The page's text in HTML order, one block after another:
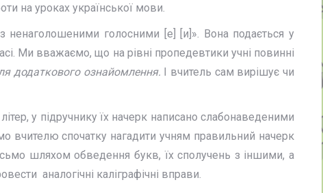
на уроках української мови.
голосними [е] [и]». Вона подається у
Ми вважаємо, що на рівні пропедевтики учні повинні
додаткового ознайомлення. І вчитель сам вирішує чи
у підручнику їх начерк написано слабонаведеними
спочатку нагадити учням правильний начерк
шляхом обведення букв, їх сполучень з іншими, а
аналогічні каліграфічні вправи.